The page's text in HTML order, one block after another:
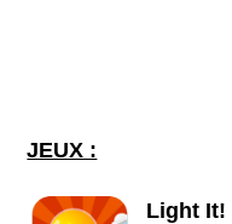
JEUX :
Light It!